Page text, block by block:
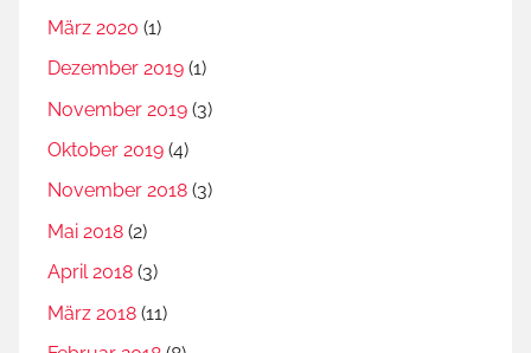
März 2020 (1)
Dezember 2019 (1)
November 2019 (3)
Oktober 2019 (4)
November 2018 (3)
Mai 2018 (2)
April 2018 (3)
März 2018 (11)